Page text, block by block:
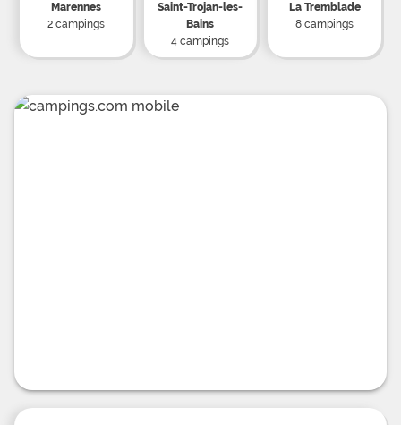
Marennes
2 campings
Saint-Trojan-les-
Bains
4 campings
La Tremblade
8 campings